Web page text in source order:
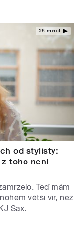
26 minut
od stylisty:
toho není
Teď mám
větší vír, než
Sax.